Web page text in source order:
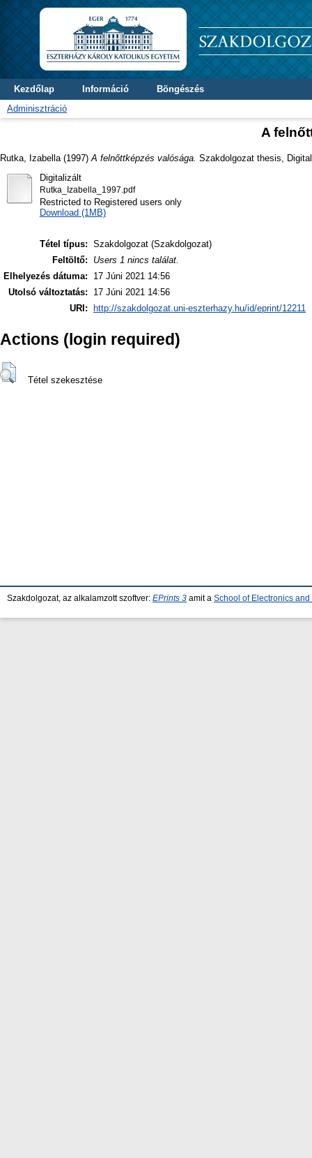
Kezdőlap Információ
Böngészés
Adminisztráció
A
Rutka, Izabella (1997) A felnőttképzés valósága. Szakdolgozat thesis,
Digitalizált
Rutka_Izabella_1997.pdf
Restricted to Registered users only
Download (1MB)
Tétel típus: Szakdolgozat (Szakdolgozat)
Feltöltő:
Users 1 nincs találat.
Elhelyezés dátuma:
17 Júni 2021 14:56
Utolsó változtatás:
17 Júni 2021 14:56
URI:
http://szakdolgozat.uni-eszterhazy.hu/id/eprint/12211
Actions (login required)
Tétel szekesztése
Szakdolgozat, az alkalamzott szoftver: EPrints 3 amit a School of Electronics